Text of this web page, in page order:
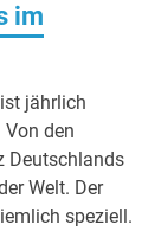
im
jährlich
Von den
Deutschlands
Welt. Der
speziell.